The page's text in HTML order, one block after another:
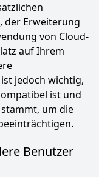
der Erweiterung
von Cloud-
auf Ihrem
jedoch wichtig,
ist und
um die
Benutzer